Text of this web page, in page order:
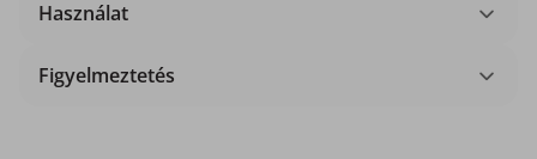
Használat
Figyelmeztetés